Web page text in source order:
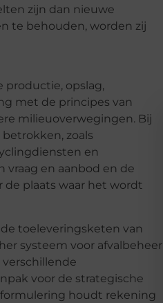
zijn dan nieuwe
te behouden, worden zij
productie, opslag,
met de principes van
milieuoverwegingen. Bij
zoals
en
vraag en aanbod en de
de plaats waar het wordt
toeleveringsketen van
systeem voor afvalbeheer
voor de strategische
houdt rekening